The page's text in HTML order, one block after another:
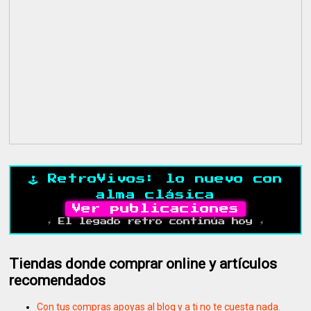
🕹️ RetroVivos: lo nuevo con
alma clásica
Ver publicaciones
⚡ El legado retro continúa hoy ⚡
Tiendas donde comprar online y artículos
recomendados
Con tus compras apoyas al blog y a ti no te cuesta nada.